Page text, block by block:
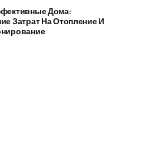
Дома:
Затрат На Отопление И